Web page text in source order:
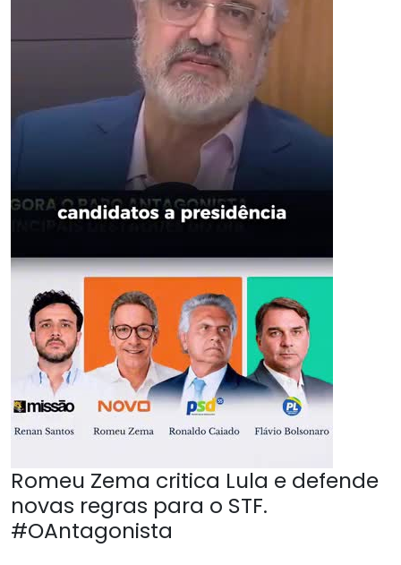
Romeu Zema critica Lula e defende
novas regras para o STF.
#OAntagonista